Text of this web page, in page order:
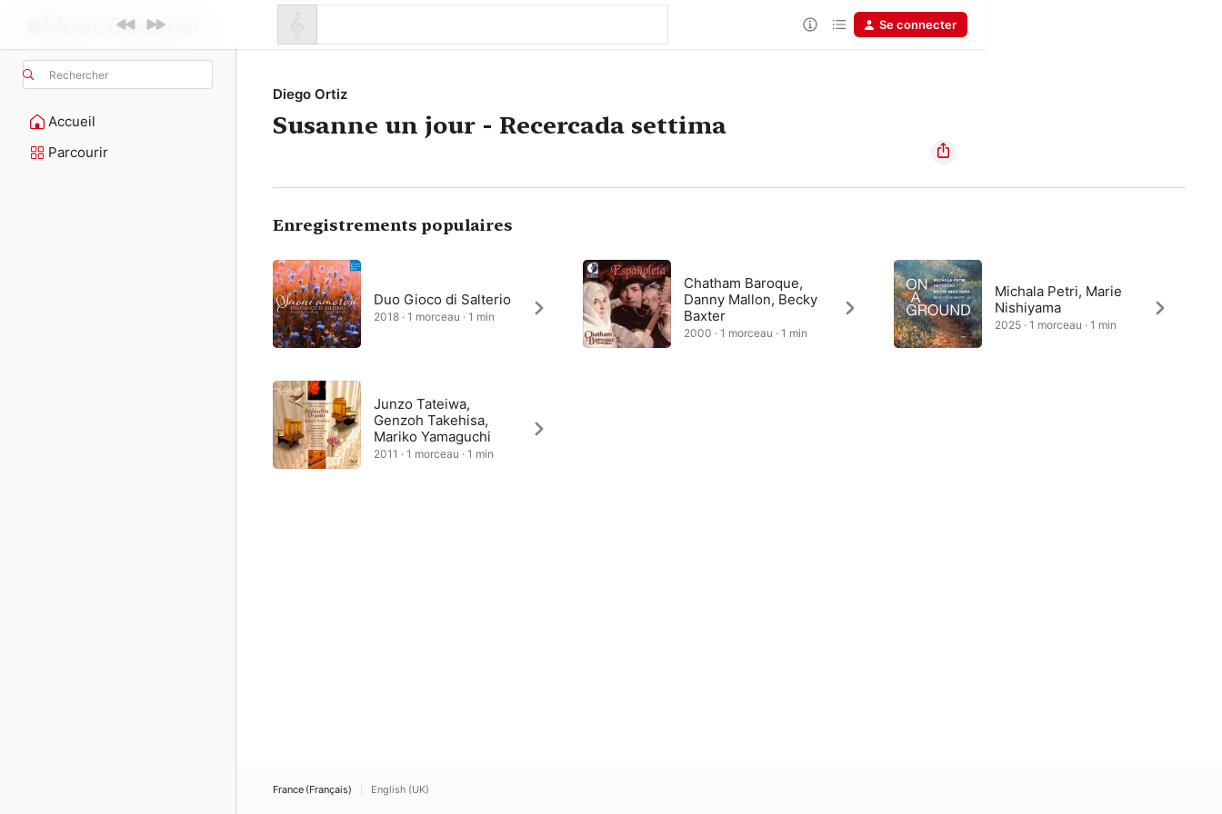
Rechercher
Accueil
Parcourir
Se connecter
Diego Ortiz
Susanne un jour - Recercada settima
Enregistrements populaires
Duo Gioco di Salterio
2018 · 1 morceau · 1 min
Chatham Baroque,
Danny Mallon, Becky
Baxter
2000 · 1 morceau · 1 min
Michala Petri, Marie
Nishiyama
2025 · 1 morceau · 1 min
Junzo Tateiwa,
Genzoh Takehisa,
Mariko Yamaguchi
2011 · 1 morceau · 1 min
France (Français) English (UK)